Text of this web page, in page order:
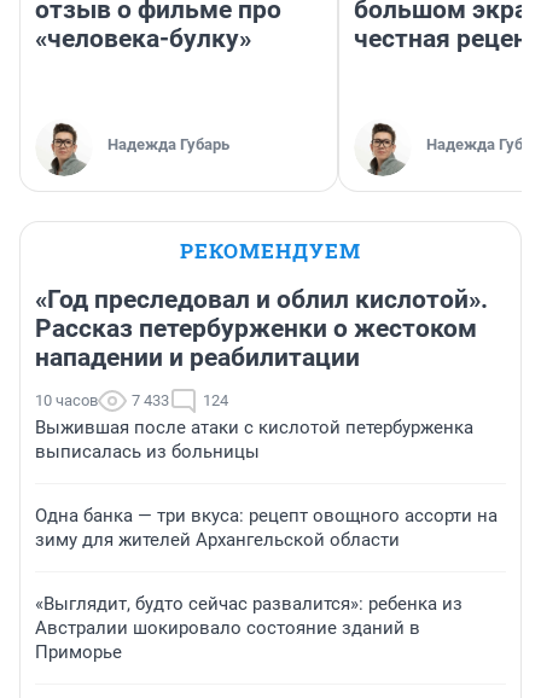
отзыв о фильме про
«человека-булку»
Надежда Губарь
большом
честная
Надежда
РЕКОМЕНДУЕМ
«Год преследовал и облил кислотой».
Рассказ петербурженки о жестоком
нападении и реабилитации
10 часов 7 433 124
Выжившая после атаки с кислотой петербурженка
выписалась из больницы
Одна банка — три вкуса: рецепт овощного ассорти на
зиму для жителей Архангельской области
«Выглядит, будто сейчас развалится»: ребенка из
Австралии шокировало состояние зданий в
Приморье